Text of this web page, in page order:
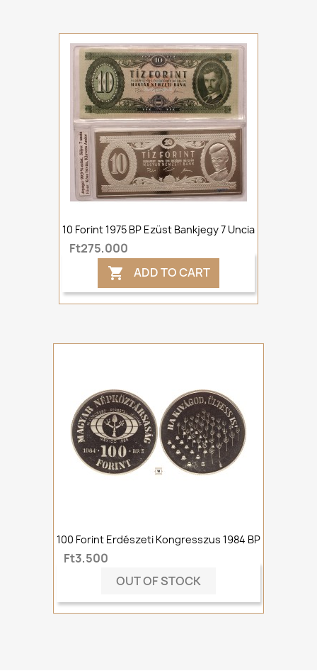
10 Forint 1975 BP Ezüst Bankjegy 7 Uncia
Ft275,000
 ADD TO CART
100 Forint Erdészeti Kongresszus 1984 BP
Ft3,500
OUT OF STOCK